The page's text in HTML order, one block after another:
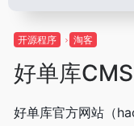
开源程序 淘客
好单库CMS
好单库官方网站（